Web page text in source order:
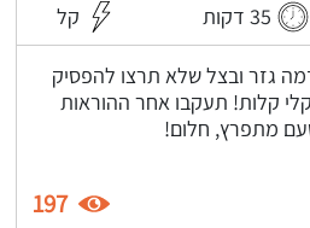
35 דקות קל
גזר ובצל שלא תרצו להפסיק
קלות! תעקבו אחר ההוראות
מתפרץ, חלום!
197